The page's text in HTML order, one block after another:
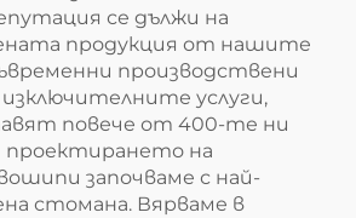
се дължи на
продукция от нашите
производствени
услуги,
повече от 400-те ни
проектирането на
започваме с най-
стомана. Вярваме в